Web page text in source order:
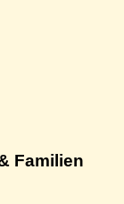
Familien